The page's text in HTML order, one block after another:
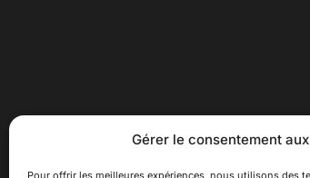
Gérer le consentement
Pour offrir les meilleures expériences, nous utilisons des
30 B rue Dr Rebatel, 69003
Maximin, 69003 Lyon)